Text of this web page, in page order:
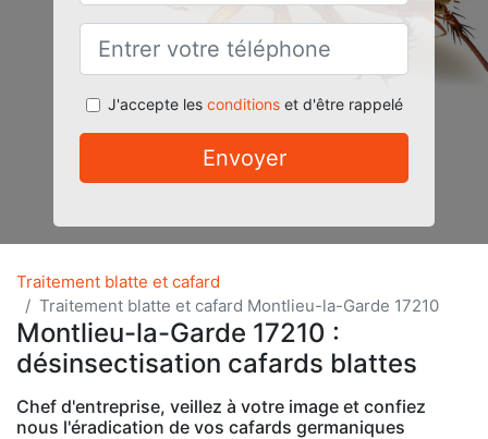
J'accepte les conditionset d'être rappelé
Envoyer
Traitement blatte et cafard
Traitement blatte et cafard Montlieu-la-Garde 17210
Montlieu-la-Garde 17210 :
désinsectisation cafards blattes
Chef d'entreprise, veillez à votre image et confiez
nous l'éradication de vos cafards germaniques